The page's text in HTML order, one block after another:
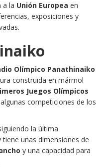
a la Unión Europea en
exposiciones y
Olímpico Panathinaiko
construida en mármol
Juegos Olímpicos
competiciones de los
la última
tiene unas dimensiones de
y una capacidad para